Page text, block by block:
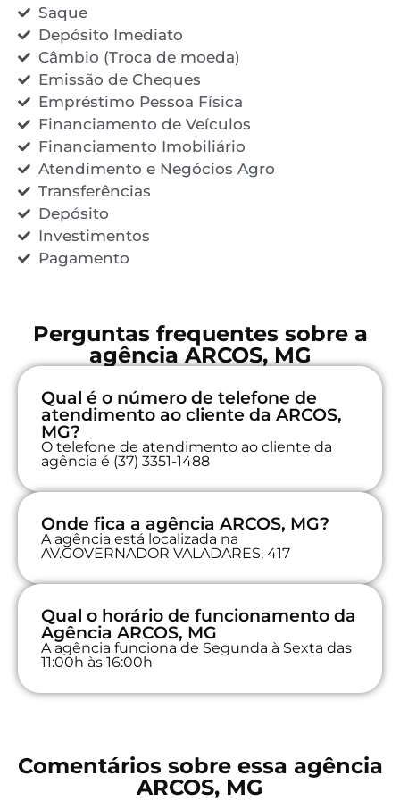
Saque
Depósito Imediato
Câmbio (Troca de moeda)
Emissão de Cheques
Empréstimo Pessoa Física
Financiamento de Veículos
Financiamento Imobiliário
Atendimento e Negócios Agro
Transferências
Depósito
Investimentos
Pagamento
Perguntas frequentes sobre a
agência ARCOS, MG
Qual é o número de telefone de
atendimento ao cliente da ARCOS,
MG?
O telefone de atendimento ao cliente da
agência é (37) 3351-1488
Onde fica a agência ARCOS, MG?
A agência está localizada na
AV.GOVERNADOR VALADARES, 417
Qual o horário de funcionamento da
Agência ARCOS, MG
A agência funciona de Segunda à Sexta das
11:00h às 16:00h
Comentários sobre essa agência
ARCOS, MG